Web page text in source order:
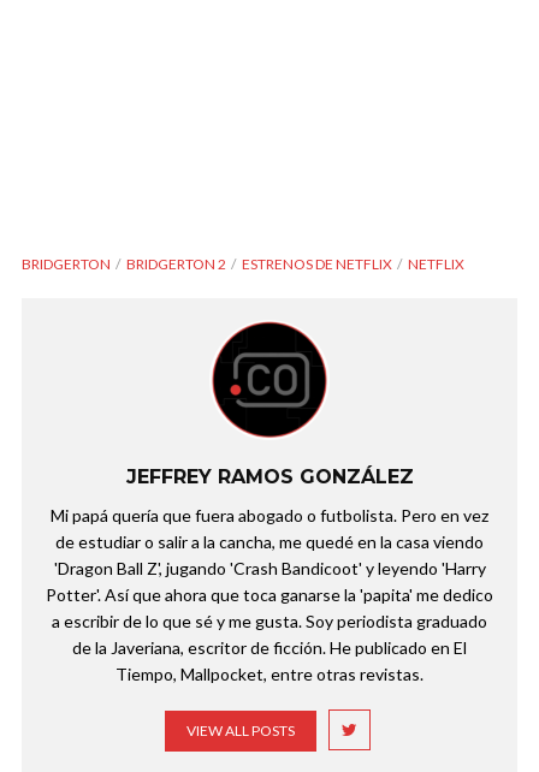
BRIDGERTON BRIDGERTON 2 ESTRENOS DE NETFLIX NETFLIX
JEFFREY RAMOS GONZÁLEZ
Mi papá quería que fuera abogado o futbolista. Pero en vez
de estudiar o salir a la cancha, me quedé en la casa viendo
'Dragon Ball Z', jugando 'Crash Bandicoot' y leyendo 'Harry
Potter'. Así que ahora que toca ganarse la 'papita' me dedico
a escribir de lo que sé y me gusta. Soy periodista graduado
de la Javeriana, escritor de ficción. He publicado en El
Tiempo, Mallpocket, entre otras revistas.
VIEW ALL POSTS